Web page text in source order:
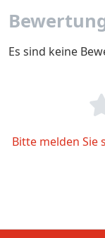
Es sind keine
Bitte melden Sie